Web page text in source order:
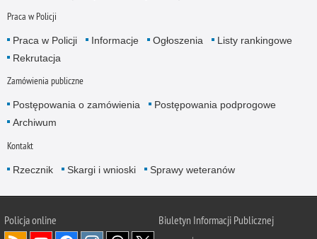
Praca w Policji
Praca w Policji Informacje Ogłoszenia
Listy rankingowe
Rekrutacja
Zamówienia publiczne
Postępowania o zamówienia
Postępowania podprogowe
Archiwum
Kontakt
Rzecznik Skargi i wnioski Sprawy weteranów
Policjaonline
Biuletyn Informacji Publicznej